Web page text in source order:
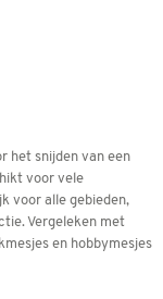
het snijden van een
voor vele
voor alle gebieden,
Vergeleken met
en hobbymesjes